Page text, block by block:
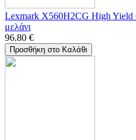
Lexmark X560H2CG High Yield
μελάνι
96.80 €
Προσθήκη στο Καλάθι